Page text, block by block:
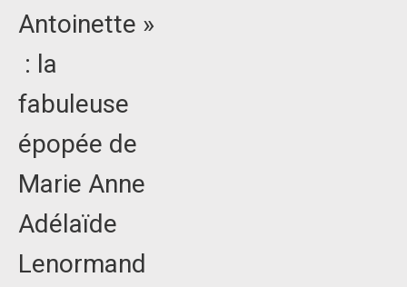
Antoinette »
: la
fabuleuse
épopée de
Marie Anne
Adélaïde
Lenormand